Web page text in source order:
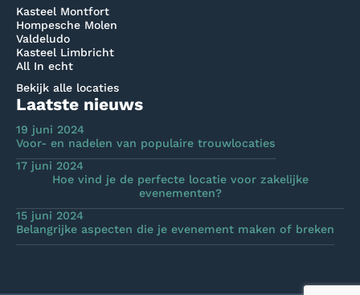
Kasteel Montfort
Hompesche Molen
Valdeludo
Kasteel Limbricht
All In echt
Bekijk alle locaties
Laatste nieuws
19 juni 2024
Voor- en nadelen van populaire trouwlocaties
17 juni 2024
Hoe vind je de perfecte locatie voor zakelijke
evenementen?
15 juni 2024
Belangrijke aspecten die je evenement maken of breken